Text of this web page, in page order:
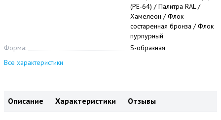
(РЕ-64) / Палитра RAL /
Хамелеон / Флок
состаренная бронза / Флок
пурпурный
Форма:
S-образная
Все характеристики
Описание Характеристики Отзывы